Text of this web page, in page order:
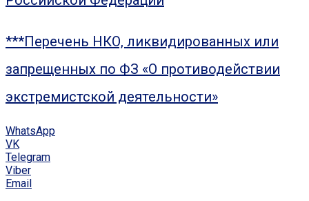
***Перечень НКО, ликвидированных или
запрещенных по ФЗ «О противодействии
экстремистской деятельности»
WhatsApp
VK
Telegram
Viber
Email